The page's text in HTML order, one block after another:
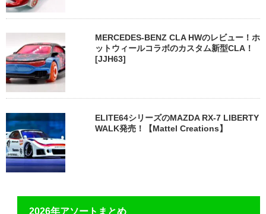
MERCEDES-BENZ CLA HWのレビュー！ホ
ットウィールコラボのカスタム新型CLA！
[JJH63]
ELITE64シリーズのMAZDA RX-7 LIBERTY
WALK発売！【Mattel Creations】
2026年アソートまとめ